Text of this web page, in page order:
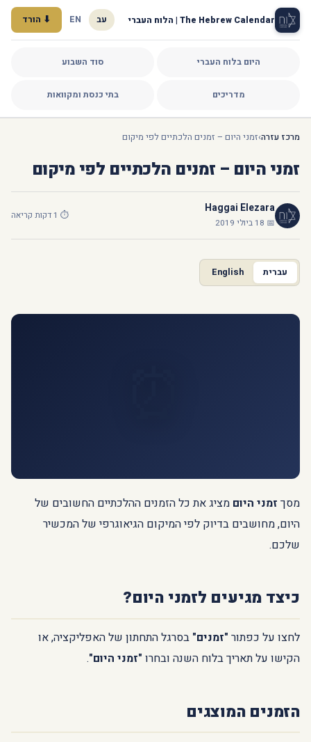
The Hebrew Calendar | הלוח העברי
היום בלוח העברי סוד השבוע
מדריכים בתי כנסת ומקוואות
עב EN ⬇ הורד
מרכז עזרה›זמני היום – זמנים הלכתיים לפי מיקום
זמני היום – זמנים הלכתיים לפי מיקום
Haggai Elezara
📅 18 ביולי 2019
⏱ 1 דקות קריאה
עברית English
מסך זמני היום מציג את כל הזמנים ההלכתיים החשובים של
היום, מחושבים בדיוק לפי המיקום הגיאוגרפי של המכשיר
שלכם.
כיצד מגיעים לזמני היום?
לחצו על כפתור "זמנים" בסרגל התחתון של האפליקציה, או
הקישו על תאריך בלוח השנה ובחרו "זמני היום".
הזמנים המוצגים